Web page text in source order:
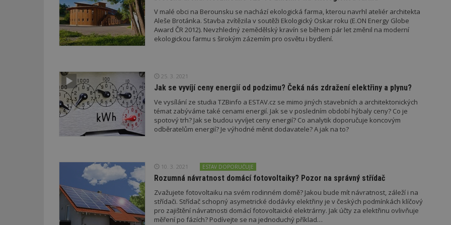
V malé obci na Berounsku se nachází ekologická farma, kterou navrhl ateliér architekta
Aleše Brotánka. Stavba zvítězila v soutěži Ekologický Oskar roku (E.ON Energy Globe
Award ČR 2012). Nevzhledný zemědělský kravín se během pár let změnil na moderní
ekologickou farmu s širokým zázemím pro osvětu i bydlení.
25. 3. 2021
Jak se vyvíjí ceny energií od podzimu? Čeká nás zdražení elektřiny a plynu?
Ve vysílání ze studia TZBinfo a ESTAV.cz se mimo jiných stavebních a architektonických
témat zabýváme také cenami energií. Jak se v posledním období hýbaly ceny? Co je
spotový trh? Jak se budou vyvíjet ceny energií? Co analytik doporučuje koncovým
odběratelům energií? Je výhodné měnit dodavatele? A jak na to?
10. 3. 2021 ESTAV DOPORUČUJE
Rozumná návratnost domácí fotovoltaiky? Pozor na správný střídač
Zvažujete fotovoltaiku na svém rodinném domě? Jakou bude mít návratnost, záleží i na
střídači. Střídač schopný asymetrické dodávky elektřiny je v českých podmínkách klíčový
pro zajištění návratnosti domácí fotovoltaické elektrárny. Jak účty za elektřinu ovlivňuje
měření po fázích? Podívejte se na jednoduchý příklad…
vašeho webu.
_dc_gtm_UA-53599847-1
.estav.cz
sekund
Tento soubor cookie je přidružen k
Správce značek Google k načtení
id
uživatele
.estav.cz
minut
54
sekund
začátek cesty uživatele pro celkový
Neobsahuje žádné identifikovatelné
_hjAbsoluteSessionInProgress
Hotjar Ltd
29
Soubor cookie je nastaven tak, aby
counter
minut
53
sekund
uživatele
__gfp_64b
Google LLC
.estav.cz
1 rok
Jedná se o soubor cookie, který slouží
dalších souborů cookie návštěvníkem